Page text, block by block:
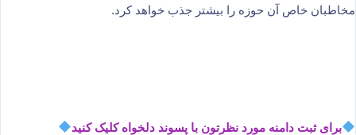
مخاطبان خاص آن حوزه را بیشتر جذب خواهد کرد.
برای ثبت دامنه مورد نظرتون با پسوند دلخواه کلیک کنید